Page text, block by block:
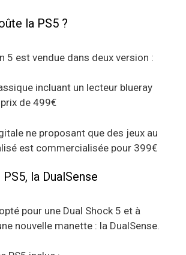
la PS5 ?
5 est vendue dans deux version :
incluant un lecteur blueray
de 499€
ne proposant que des jeux au
est commercialisée pour 399€
la DualSense
pour une Dual Shock 5 et à
nouvelle manette : la DualSense.